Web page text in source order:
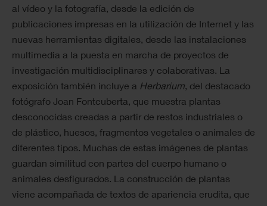
al vídeo y la fotografía, desde la edición de
publicaciones impresas en la utilización de Internet y las
nuevas herramientas digitales, desde las instalaciones
multimedia a la puesta en marcha de proyectos de
investigación multidisciplinares y colaborativas. La
exposición también incluye a Herbarium, del destacado
fotógrafo Joan Fontcuberta, que muestra plantas
desconocidas creadas a partir de restos industriales o
de plástico, huesos, fragmentos vegetales o animales de
diferentes tipos. Muchas de estas imágenes de plantas
guardan similitud con partes del cuerpo humano o
animales desfigurados. La construcción de plantas
viene acompañada de textos de apariencia erudita, que